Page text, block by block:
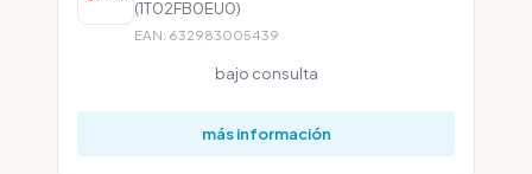
(1T02FB0EU0)
EAN: 632983005439
bajo consulta
más información